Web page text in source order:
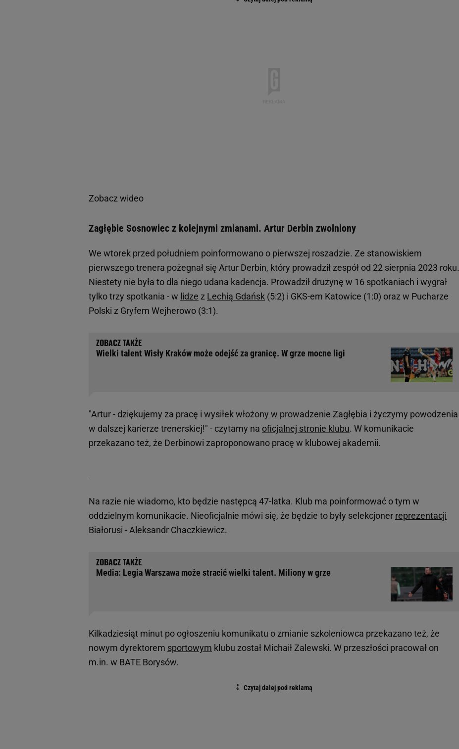
Zobacz wideo
Zagłębie Sosnowiec z kolejnymi zmianami. Artur Derbin zwolniony
We wtorek przed południem poinformowano o pierwszej roszadzie. Ze stanowiskiem
pierwszego trenera pożegnał się Artur Derbin, który prowadził zespół od 22 sierpnia 2023 roku.
Niestety nie była to dla niego udana kadencja. Prowadził drużynę w 16 spotkaniach i wygrał
tylko trzy spotkania - w lidze z Lechią Gdańsk (5:2) i GKS-em Katowice (1:0) oraz w Pucharze
Polski z Gryfem Wejherowo (3:1).
Wielki talent Wisły Kraków może odejść za granicę. W grze mocne ligi
"Artur - dziękujemy za pracę i wysiłek włożony w prowadzenie Zagłębia i życzymy powodzenia
w dalszej karierze trenerskiej!" - czytamy na oficjalnej stronie klubu. W komunikacie
przekazano też, że Derbinowi zaproponowano pracę w klubowej akademii.
Na razie nie wiadomo, kto będzie następcą 47-latka. Klub ma poinformować o tym w
oddzielnym komunikacie. Nieoficjalnie mówi się, że będzie to były selekcjoner reprezentacji
Białorusi - Aleksandr Chaczkiewicz.
Media: Legia Warszawa może stracić wielki talent. Miliony w grze
Kilkadziesiąt minut po ogłoszeniu komunikatu o zmianie szkoleniowca przekazano też, że
nowym dyrektorem sportowym klubu został Michaił Zalewski. W przeszłości pracował on
m.in. w BATE Borysów.